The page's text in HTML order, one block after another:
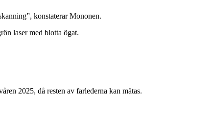
konstaterar Mononen.
laser med blotta ögat.
2025, då resten av farlederna kan mätas.